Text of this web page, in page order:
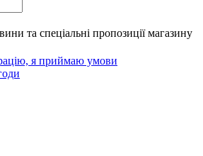
та спеціальні пропозиціїмагазину
я приймаю умови